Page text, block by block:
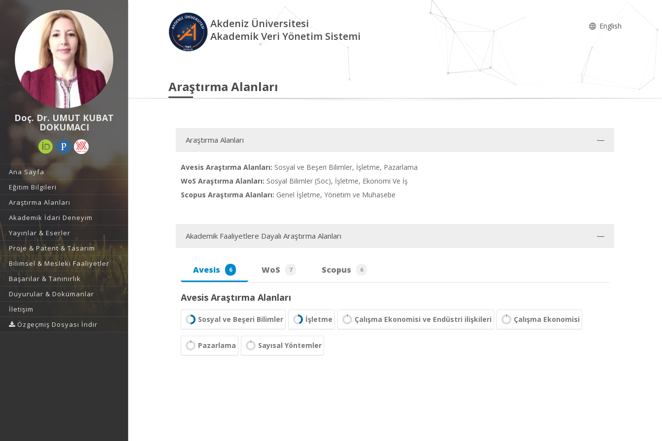
Doç. Dr. UMUT KUBAT
DOKUMACI
Ana Sayfa
Eğitim Bilgileri
Araştırma Alanları
Akademik İdari Deneyim
Yayınlar & Eserler
Proje & Patent & Tasarım
Bilimsel & Mesleki Faaliyetler
Başarılar & Tanınırlık
Duyurular & Dokümanlar
İletişim
Özgeçmiş Dosyası İndir
Akdeniz Üniversitesi
Akademik Veri Yönetim Sistemi
English
Araştırma Alanları
Araştırma Alanları
Avesis Araştırma Alanları: Sosyal ve Beşeri Bilimler, İşletme, Pazarlama
WoS Araştırma Alanları: Sosyal Bilimler (Soc), İşletme, Ekonomi Ve İş
Scopus Araştırma Alanları: Genel İşletme, Yönetim ve Muhasebe
Akademik Faaliyetlere Dayalı Araştırma Alanları
Avesis 6 WoS 7 Scopus 6
Avesis Araştırma Alanları
Sosyal ve Beşeri Bilimler İşletme Çalışma Ekonomisi ve Endüstri ilişkileri Çalışma Ekonomisi
Pazarlama Sayısal Yöntemler